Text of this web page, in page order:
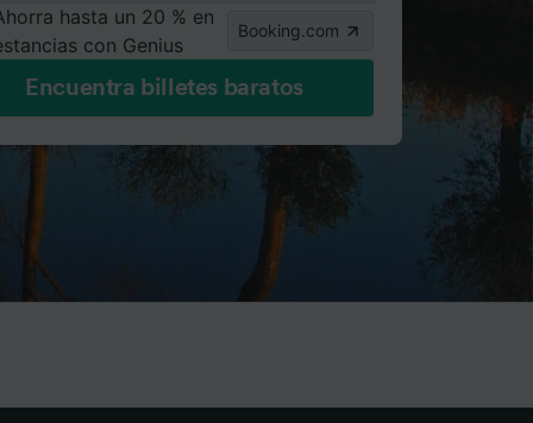
hasta un 20 % en
con Genius
Booking.com
Encuentra billetes baratos